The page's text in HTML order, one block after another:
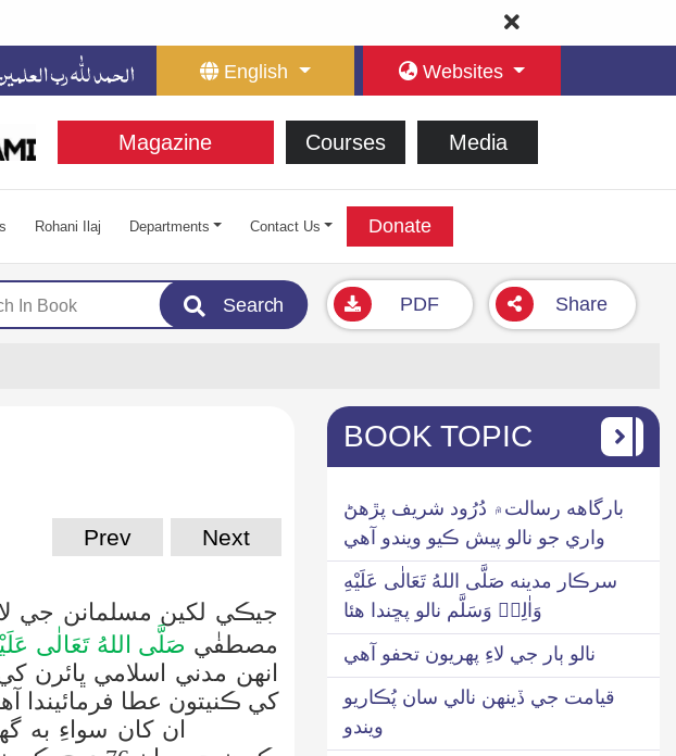
English Websites
Magazine Courses Media
Rohani Ilaj Departments Contact Us Donate
Search PDF Share
Prev Next
جيڪي لکين مسلمانن جي
مصطفٰي صَلَّى اللهُ تَعَالٰى
انهن مدني اسلامي ڀائرن
کي ڪنيتون عطا فرمائيندا
ان کان سواءِ به گھڻن
BOOK TOPIC
بارگاھه رسالت۾ دُرُود شريف پڙهڻ
واري جو نالو پيش ڪيو ويندو آهي
سرڪار مدينه صَلَّى اللهُ تَعَالٰى عَلَيْهِ
وَاٰلِهٖ وَسَلَّم نالو پڇندا هئا
نالو ٻار جي لاءِ پهريون تحفو آهي
قيامت جي ڏينهن نالي سان پُڪاريو
ويندو